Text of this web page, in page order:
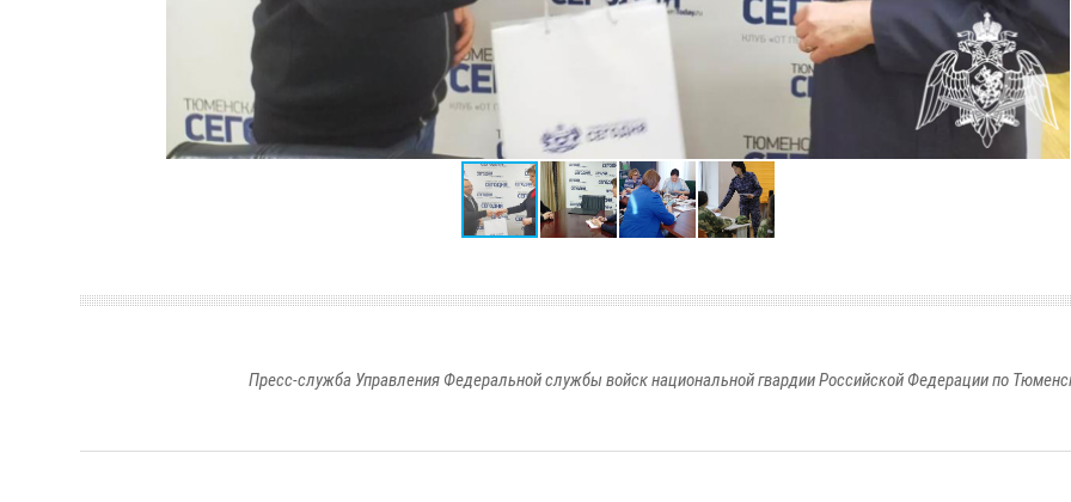
Пресс-служба Управления Федеральной службы войск национальной гвардии Российской Федерации по